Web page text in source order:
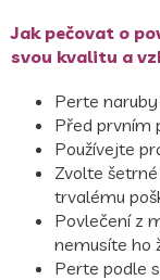
Jak pečovat o
svou kvalitu a
Perte
Před prvním
Používejte
Zvolte
trvalému
Povlečení z
nemusíte ho
Perte podle